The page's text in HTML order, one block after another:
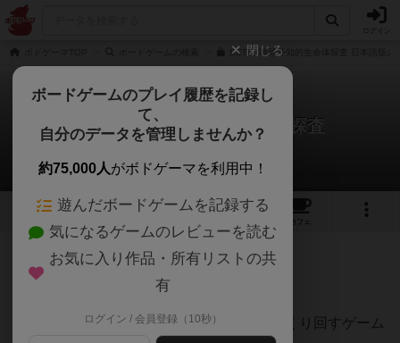
SETI：地球外知的生命体探査 日本語版の
セティ：地球外知的生命体探査
さんずさんのレビュー
8 1 13
カフェ
1119名 6名 0 1年以上前
非常に面白い。カツカツのリソースをこねくり回すゲーム
閉じる
ボードゲームのプレイ履歴を記録し
て、
自分のデータを管理しませんか？
約75,000人がボドゲーマを利用中！
遊んだボードゲームを記録する
気になるゲームのレビューを読む
お気に入り作品・所有リストの共
有
ログイン / 会員登録（10秒）